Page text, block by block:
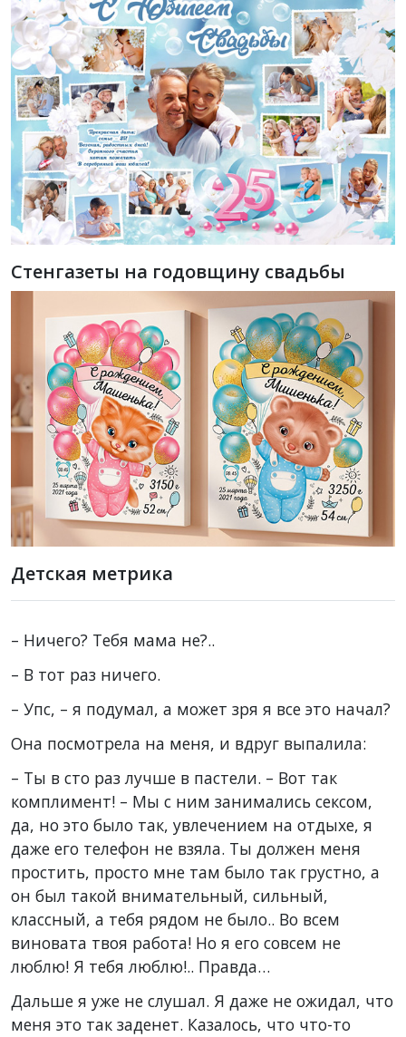
Стенгазеты на годовщину свадьбы
Детская метрика
– Ничего? Тебя мама не?..
– В тот раз ничего.
– Упс, – я подумал, а может зря я все это начал?
Она посмотрела на меня, и вдруг выпалила:
– Ты в сто раз лучше в пастели. – Вот так
комплимент! – Мы с ним занимались сексом,
да, но это было так, увлечением на отдыхе, я
даже его телефон не взяла. Ты должен меня
простить, просто мне там было так грустно, а
он был такой внимательный, сильный,
классный, а тебя рядом не было.. Во всем
виновата твоя работа! Но я его совсем не
люблю! Я тебя люблю!.. Правда…
Дальше я уже не слушал. Я даже не ожидал, что
меня это так заденет. Казалось, что что-то